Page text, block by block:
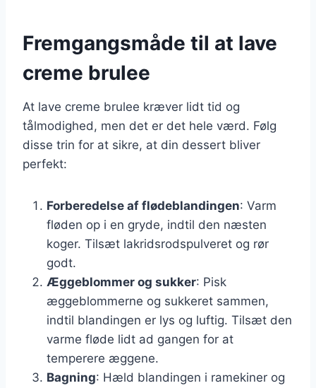
Fremgangsmåde til at lave
creme brulee
At lave creme brulee kræver lidt tid og
tålmodighed, men det er det hele værd. Følg
disse trin for at sikre, at din dessert bliver
perfekt:
Forberedelse af flødeblandingen: Varm
fløden op i en gryde, indtil den næsten
koger. Tilsæt lakridsrodspulveret og rør
godt.
Æggeblommer og sukker: Pisk
æggeblommerne og sukkeret sammen,
indtil blandingen er lys og luftig. Tilsæt den
varme fløde lidt ad gangen for at
temperere æggene.
Bagning: Hæld blandingen i ramekiner og